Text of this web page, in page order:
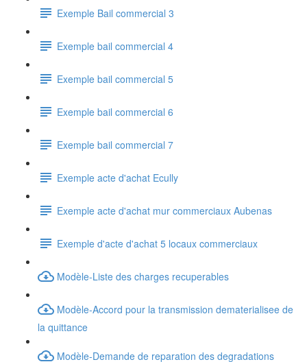
Exemple Bail commercial 3
Exemple bail commercial 4
Exemple bail commercial 5
Exemple bail commercial 6
Exemple bail commercial 7
Exemple acte d'achat Ecully
Exemple acte d'achat mur commerciaux Aubenas
Exemple d'acte d'achat 5 locaux commerciaux
Modèle-Liste des charges recuperables
Modèle-Accord pour la transmission dematerialisee de
la quittance
Modèle-Demande de reparation des degradations